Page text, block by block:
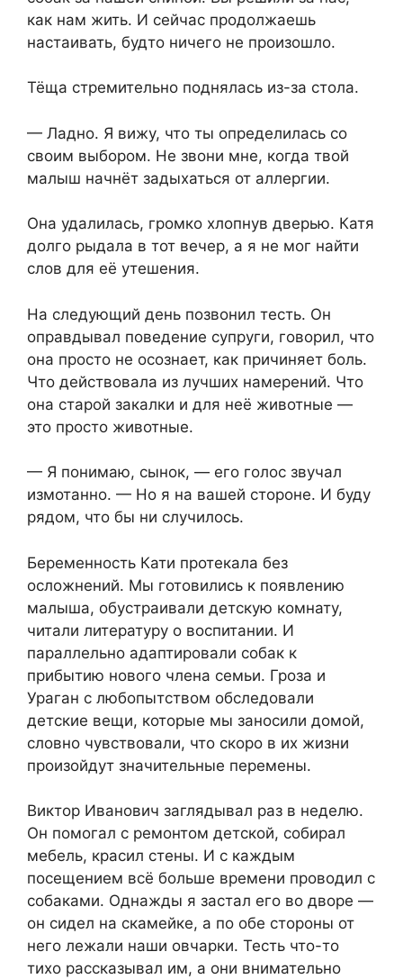
как нам жить. И сейчас продолжаешь
настаивать, будто ничего не произошло.
Тёща стремительно поднялась из-за стола.
— Ладно. Я вижу, что ты определилась со
своим выбором. Не звони мне, когда твой
малыш начнёт задыхаться от аллергии.
Она удалилась, громко хлопнув дверью. Катя
долго рыдала в тот вечер, а я не мог найти
слов для её утешения.
На следующий день позвонил тесть. Он
оправдывал поведение супруги, говорил, что
она просто не осознает, как причиняет боль.
Что действовала из лучших намерений. Что
она старой закалки и для неё животные —
это просто животные.
— Я понимаю, сынок, — его голос звучал
измотанно. — Но я на вашей стороне. И буду
рядом, что бы ни случилось.
Беременность Кати протекала без
осложнений. Мы готовились к появлению
малыша, обустраивали детскую комнату,
читали литературу о воспитании. И
параллельно адаптировали собак к
прибытию нового члена семьи. Гроза и
Ураган с любопытством обследовали
детские вещи, которые мы заносили домой,
словно чувствовали, что скоро в их жизни
произойдут значительные перемены.
Виктор Иванович заглядывал раз в неделю.
Он помогал с ремонтом детской, собирал
мебель, красил стены. И с каждым
посещением всё больше времени проводил с
собаками. Однажды я застал его во дворе —
он сидел на скамейке, а по обе стороны от
него лежали наши овчарки. Тесть что-то
тихо рассказывал им, а они внимательно